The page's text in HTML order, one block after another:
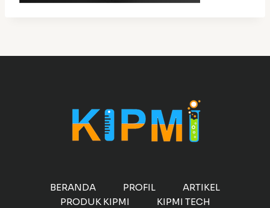
BERANDA PROFIL
ARTIKEL
PRODUK KIPMI
KIPMI TECH